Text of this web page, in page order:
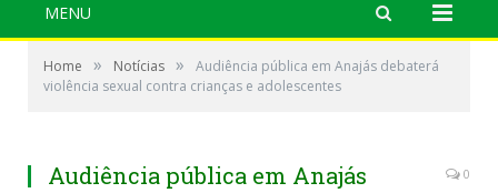
MENU
Home » Notícias »
Audiência pública em Anajás debaterá
violência sexual contra crianças e adolescentes
Audiência pública em Anajás
0